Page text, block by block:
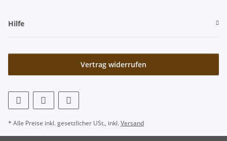
Hilfe
Vertrag widerrufen
* Alle Preise inkl. gesetzlicher USt., inkl.Versand